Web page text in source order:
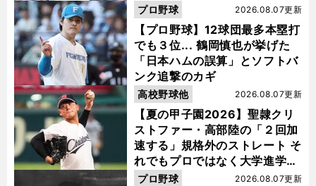
【プロ野球】12球団最多本塁打
でも３位... 鶴岡慎也が挙げた
「日本ハムの誤算」とソフトバ
ンク追撃のカギ
2026.08.07更新
プロ野球
【夏の甲子園2026】聖隷クリ
ストファー・高部陸の「２回加
速する」規格外のストレート そ
れでもプロではなく大学進学を
選ぶ理由
2026.08.07更新
高校野球他
2026.08.07更新
プロ野球